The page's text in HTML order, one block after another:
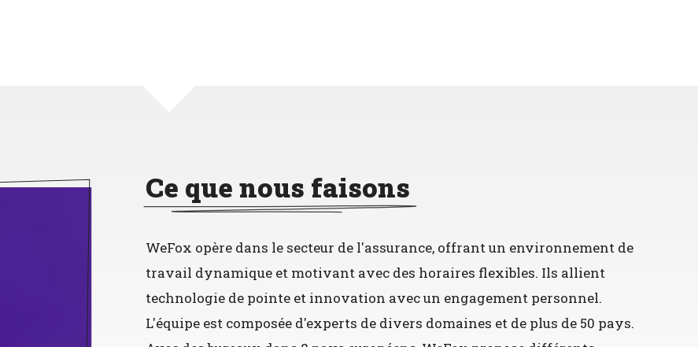
Ce que nous faisons
WeFox opère dans le secteur de l'assurance, offrant un environnement de
travail dynamique et motivant avec des horaires flexibles. Ils allient
technologie de pointe et innovation avec un engagement personnel.
L'équipe est composée d'experts de divers domaines et de plus de 50 pays.